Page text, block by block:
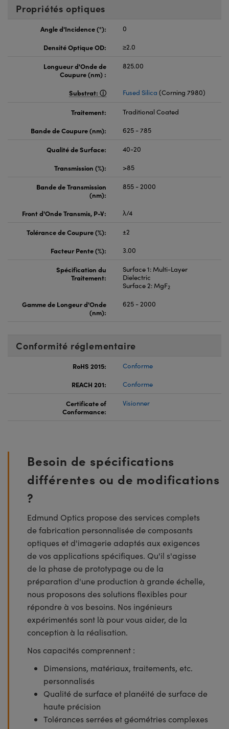
Propriétés optiques
Angle d'Incidence (°):
0
Densité Optique OD:
≥2.0
Longueur d'Onde de
Coupure (nm) :
825.00
Substrat: Fused Silica (Corning 7980)
Traitement:
Traditional Coated
Bande de Coupure (nm):
625 - 785
Qualité de Surface:
40-20
Transmission (%):
>85
Bande de Transmission
(nm):
855 - 2000
Front d'Onde Transmis, P-V: λ/4
Tolérance de Coupure (%):
±2
Facteur Pente (%):
3.00
Spécification du
Traitement:
Surface 1: Multi-Layer
Dielectric
Surface 2: MgF2
Gamme de Longeur d'Onde
(nm):
625 - 2000
Conformité réglementaire
RoHS 2015:
Conforme
REACH 201:
Conforme
Certificate of
Conformance:
Visionner
Besoin de spécifications
différentes ou de modifications
?
Edmund Optics propose des services complets
de fabrication personnalisée de composants
optiques et d'imagerie adaptés aux exigences
de vos applications spécifiques. Qu'il s'agisse
de la phase de prototypage ou de la
préparation d'une production à grande échelle,
nous proposons des solutions flexibles pour
répondre à vos besoins. Nos ingénieurs
expérimentés sont là pour vous aider, de la
conception à la réalisation.
Nos capacités comprennent :
Dimensions, matériaux, traitements, etc.
personnalisés
Qualité de surface et planéité de surface de
haute précision
Tolérances serrées et géométries complexes